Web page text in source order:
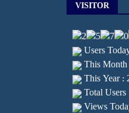
VISITOR
Users
This Month
This Year :
Total Users
Views